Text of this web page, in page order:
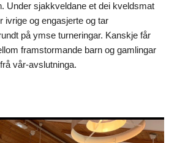
Under sjakkveldane et dei kveldsmat
ivrige og engasjerte og tar
på ymse turneringar. Kanskje får
framstormande barn og gamlingar
vår-avslutninga.